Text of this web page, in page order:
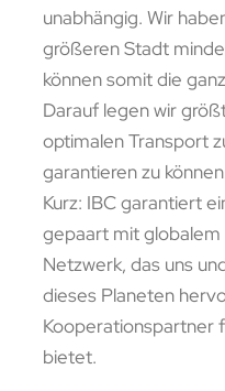
unabhängig. Wir
größeren Stadt
können somit die
Darauf legen wir
optimalen Transport
garantieren zu
Kurz: IBC garantiert
gepaart mit globalem
Netzwerk, das uns
dieses Planeten
Kooperationspartner
bietet.